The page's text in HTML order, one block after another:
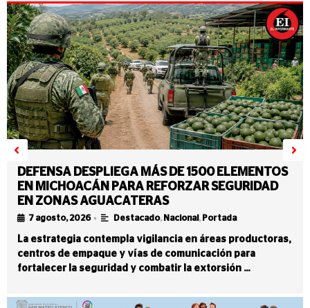
DEFENSA DESPLIEGA MÁS DE 1500 ELEMENTOS
EN MICHOACÁN PARA REFORZAR SEGURIDAD
EN ZONAS AGUACATERAS
7 agosto, 2026 • Destacado, Nacional , Portada
La estrategia contempla vigilancia en áreas productoras,
centros de empaque y vías de comunicación para
fortalecer la seguridad y combatir la extorsión …